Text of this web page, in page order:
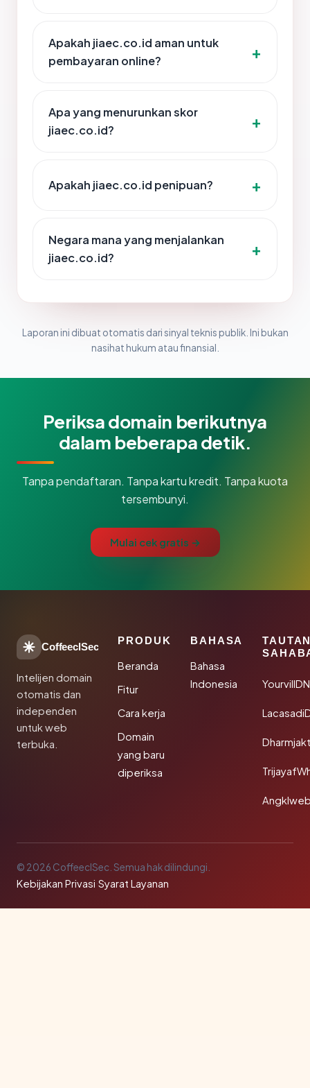
Apakah jiaec.co.id aman untuk
pembayaran online?
Apa yang menurunkan skor
jiaec.co.id?
Apakah jiaec.co.id penipuan?
Negara mana yang menjalankan
jiaec.co.id?
Laporan ini dibuat otomatis dari sinyal teknis publik. Ini bukan
nasihat hukum atau finansial.
Periksa domain berikutnya
dalam beberapa detik.
Tanpa pendaftaran. Tanpa kartu kredit. Tanpa kuota
tersembunyi.
Mulai cek gratis →
CoffeeclSec
Intelijen domain
otomatis dan
independen
untuk web
terbuka.
PRODUK
Beranda
Fitur
Cara kerja
Domain
yang baru
diperiksa
BAHASA
Bahasa
Indonesia
© 2026 CoffeeclSec. Semua hak dilindungi.
Kebijakan Privasi·Syarat Layanan